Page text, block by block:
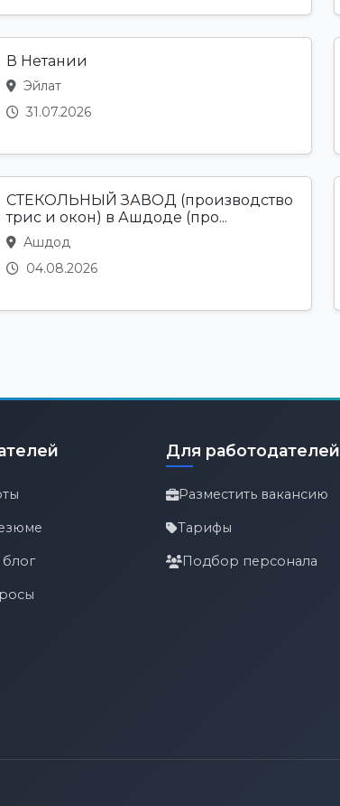
В Нетании
Эйлат
31.07.2026
СТЕКОЛЬНЫЙ ЗАВОД (производство
трис и окон) в Ашдоде (про...
Ашдод
04.08.2026
Для работодателей
Разместить вакансию
Тарифы
Подбор персонала